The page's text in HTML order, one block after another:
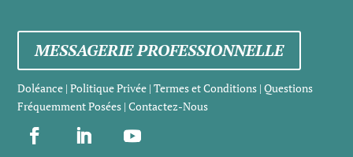
MESSAGERIE PROFESSIONNELLE
Doléance | Politique Privée | Termes et Conditions | Questions
Fréquemment Posées | Contactez-Nous